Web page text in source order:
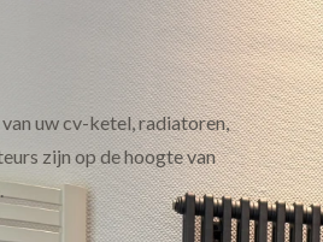
uw cv-ketel, radiatoren,
zijn op de hoogte van